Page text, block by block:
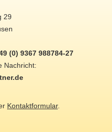
29
(0) 9367 988784-27
Nachricht:
Kontaktformular.